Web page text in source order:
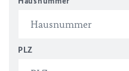
PLZ